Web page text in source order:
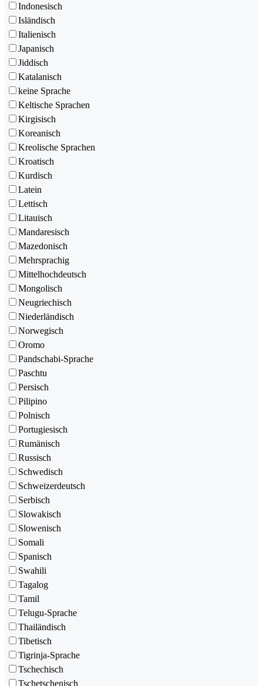
Indonesisch
Isländisch
Italienisch
Japanisch
Jiddisch
Katalanisch
keine Sprache
Keltische Sprachen
Kirgisisch
Koreanisch
Kreolische Sprachen
Kroatisch
Kurdisch
Latein
Lettisch
Litauisch
Mandaresisch
Mazedonisch
Mehrsprachig
Mittelhochdeutsch
Mongolisch
Neugriechisch
Niederländisch
Norwegisch
Oromo
Pandschabi-Sprache
Paschtu
Persisch
Pilipino
Polnisch
Portugiesisch
Rumänisch
Russisch
Schwedisch
Schweizerdeutsch
Serbisch
Slowakisch
Slowenisch
Somali
Spanisch
Swahili
Tagalog
Tamil
Telugu-Sprache
Thailändisch
Tibetisch
Tigrinja-Sprache
Tschechisch
Tschetschenisch